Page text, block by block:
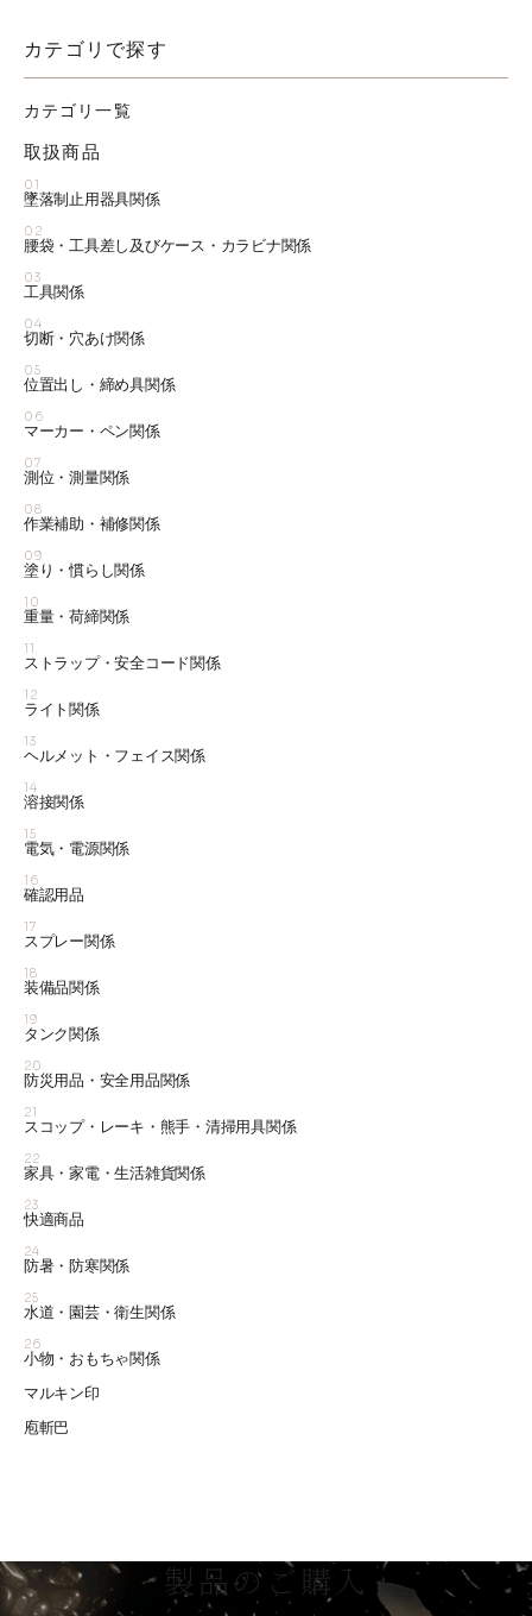
カテゴリで探す
カテゴリ一覧
取扱商品
01
墜落制止用器具関係
02
腰袋・工具差し及びケース・カラビナ関係
03
工具関係
04
切断・穴あけ関係
05
位置出し・締め具関係
06
マーカー・ペン関係
07
測位・測量関係
08
作業補助・補修関係
09
塗り・慣らし関係
10
重量・荷締関係
11
ストラップ・安全コード関係
12
ライト関係
13
ヘルメット・フェイス関係
14
溶接関係
15
電気・電源関係
16
確認用品
17
スプレー関係
18
装備品関係
19
タンク関係
20
防災用品・安全用品関係
21
スコップ・レーキ・熊手・清掃用具関係
22
家具・家電・生活雑貨関係
23
快適商品
24
防暑・防寒関係
25
水道・園芸・衛生関係
26
小物・おもちゃ関係
マルキン印
庖斬巴
製品のご購入